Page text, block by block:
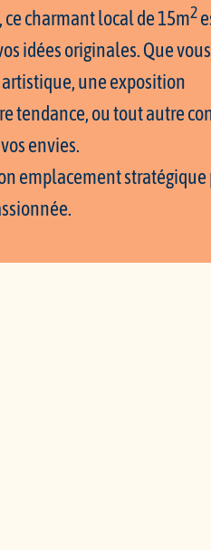
charmant local de 15m2
idées originales. Que vous
une exposition
tendance, ou tout autre
envies.
emplacement stratégique